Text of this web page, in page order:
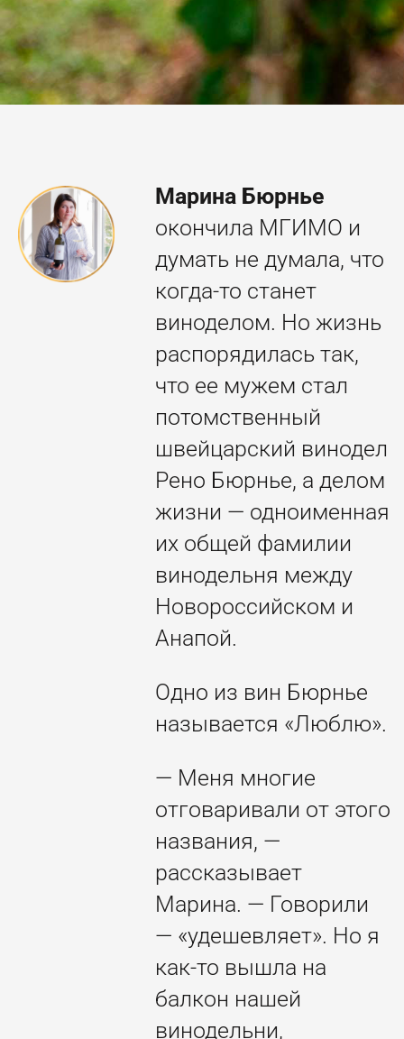
Марина Бюрнье
окончила МГИМО и
думать не думала, что
когда-то станет
виноделом. Но жизнь
распорядилась так,
что ее мужем стал
потомственный
швейцарский винодел
Рено Бюрнье, а делом
жизни — одноименная
их общей фамилии
винодельня между
Новороссийском и
Анапой.
Одно из вин Бюрнье
называется «Люблю».
— Меня многие
отговаривали от этого
названия, —
рассказывает
Марина. — Говорили
— «удешевляет». Но я
как-то вышла на
балкон нашей
винодельни,